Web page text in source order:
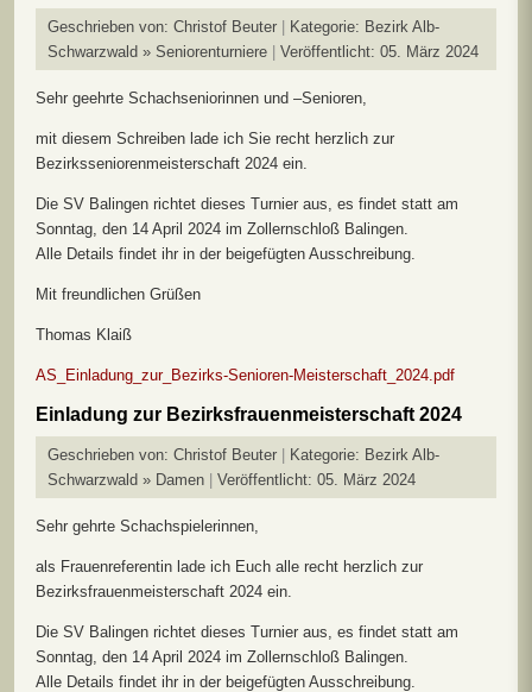
Geschrieben von: Christof Beuter Kategorie: Bezirk Alb-
Schwarzwald » Seniorenturniere
Veröffentlicht: 05. März 2024
Sehr geehrte Schachseniorinnen und –Senioren,
mit diesem Schreiben lade ich Sie recht herzlich zur
Bezirksseniorenmeisterschaft 2024 ein.
Die SV Balingen richtet dieses Turnier aus, es findet statt am
Sonntag, den 14 April 2024 im Zollernschloß Balingen.
Alle Details findet ihr in der beigefügten Ausschreibung.
Mit freundlichen Grüßen
Thomas Klaiß
AS_Einladung_zur_Bezirks-Senioren-Meisterschaft_2024.pdf
Einladung zur Bezirksfrauenmeisterschaft 2024
Geschrieben von: Christof Beuter Kategorie: Bezirk Alb-
Schwarzwald » Damen
Veröffentlicht: 05. März 2024
Sehr gehrte Schachspielerinnen,
als Frauenreferentin lade ich Euch alle recht herzlich zur
Bezirksfrauenmeisterschaft 2024 ein.
Die SV Balingen richtet dieses Turnier aus, es findet statt am
Sonntag, den 14 April 2024 im Zollernschloß Balingen.
Alle Details findet ihr in der beigefügten Ausschreibung.